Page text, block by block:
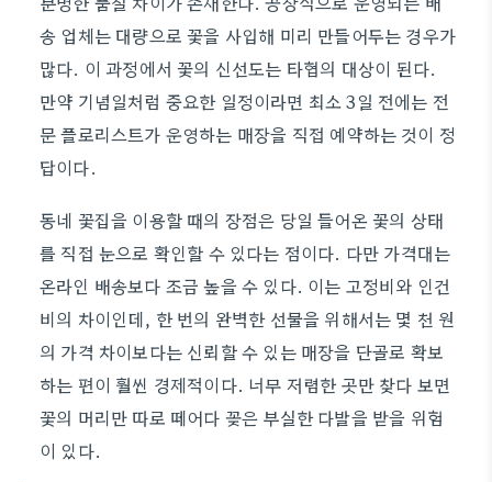
송 업체는 대량으로 꽃을 사입해 미리 만들어두는 경우가
많다. 이 과정에서 꽃의 신선도는 타협의 대상이 된다.
만약 기념일처럼 중요한 일정이라면 최소 3일 전에는 전
문 플로리스트가 운영하는 매장을 직접 예약하는 것이 정
답이다.
동네 꽃집을 이용할 때의 장점은 당일 들어온 꽃의 상태
를 직접 눈으로 확인할 수 있다는 점이다. 다만 가격대는
온라인 배송보다 조금 높을 수 있다. 이는 고정비와 인건
비의 차이인데, 한 번의 완벽한 선물을 위해서는 몇 천 원
의 가격 차이보다는 신뢰할 수 있는 매장을 단골로 확보
하는 편이 훨씬 경제적이다. 너무 저렴한 곳만 찾다 보면
꽃의 머리만 따로 떼어다 꽂은 부실한 다발을 받을 위험
이 있다.